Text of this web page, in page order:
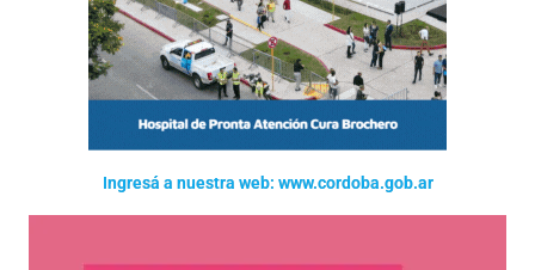
Ingresá a nuestra web: www.cordoba.gob.ar